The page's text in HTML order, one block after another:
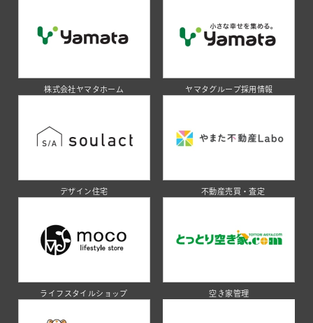
株式会社ヤマタホーム ヤマタグループ採用情報
デザイン住宅 不動産売買・査定
ライフスタイルショップ 空き家管理